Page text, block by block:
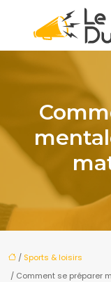
/ Sports & loisirs
/ Comment se préparer